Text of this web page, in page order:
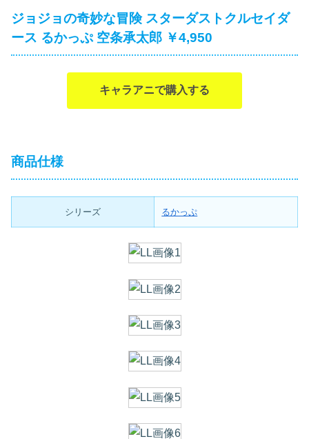
ジョジョの奇妙な冒険 スターダストクルセイダ
ース るかっぷ 空条承太郎 ￥4,950
キャラアニで購入する
商品仕様
シリーズ るかっぷ